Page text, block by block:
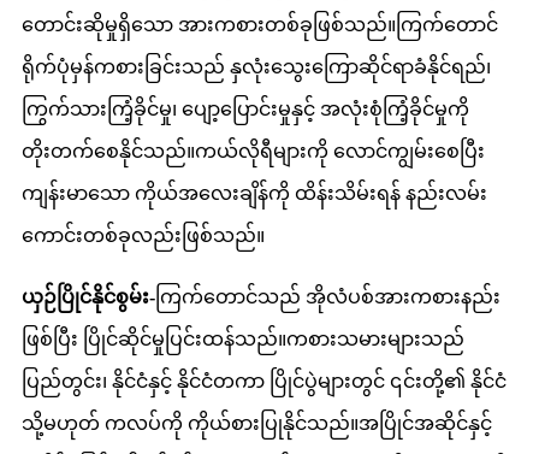
တောင်းဆိုမှုရှိသော အားကစားတစ်ခုဖြစ်သည်။ကြက်တောင်
ရိုက်ပုံမှန်ကစားခြင်းသည် နှလုံးသွေးကြောဆိုင်ရာခံနိုင်ရည်၊
ကြွက်သားကြံ့ခိုင်မှု၊ ပျော့ပြောင်းမှုနှင့် အလုံးစုံကြံ့ခိုင်မှုကို
တိုးတက်စေနိုင်သည်။ကယ်လိုရီများကို လောင်ကျွမ်းစေပြီး
ကျန်းမာသော ကိုယ်အလေးချိန်ကို ထိန်းသိမ်းရန် နည်းလမ်း
ကောင်းတစ်ခုလည်းဖြစ်သည်။
ယှဉ်ပြိုင်နိုင်စွမ်း- ကြက်တောင်သည် အိုလံပစ်အားကစားနည်း
ဖြစ်ပြီး ပြိုင်ဆိုင်မှုပြင်းထန်သည်။ကစားသမားများသည်
ပြည်တွင်း၊ နိုင်ငံနှင့် နိုင်ငံတကာ ပြိုင်ပွဲများတွင် ၎င်းတို့၏ နိုင်ငံ
သို့မဟုတ် ကလပ်ကို ကိုယ်စားပြုနိုင်သည်။အပြိုင်အဆိုင်နှင့်